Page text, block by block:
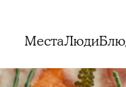
МестаЛюди